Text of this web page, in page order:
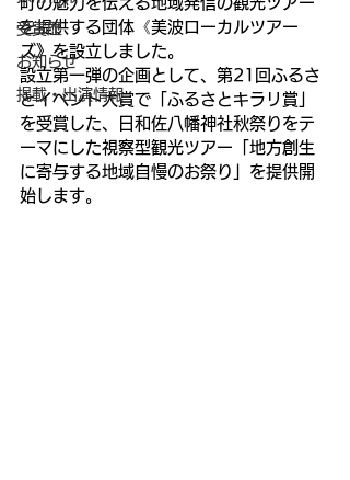
受賞歴
お知らせ
掲載・出演情報
を提供する団体《美波ローカルツアー
ズ》を設立しました。
設立第一弾の企画として、第21回ふるさ
とイベント大賞で「ふるさとキラリ賞」
を受賞した、日和佐八幡神社秋祭りをテ
ーマにした視察型観光ツアー「地方創生
に寄与する地域自慢のお祭り」を提供開
始します。